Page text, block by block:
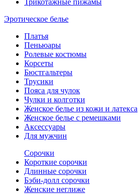
Трикотажные пижамы
Эротическое белье
Платья
Пеньюары
Ролевые костюмы
Корсеты
Бюстгальтеры
Трусики
Пояса для чулок
Чулки и колготки
Женское белье из кожи и латекса
Женское белье с ремешками
Аксессуары
Для мужчин
Сорочки
Короткие сорочки
Длинные сорочки
Бэби-долл сорочки
Женские неглиже